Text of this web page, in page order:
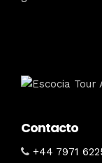
Contacto
+44 7971